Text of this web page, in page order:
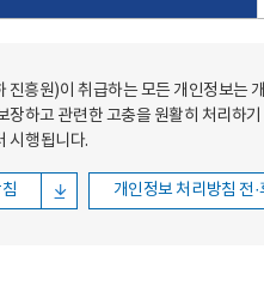
흥원)이 취급하는 모든 개인정보는
장하고 관련한 고충을 원활히 처리하
시행됩니다.
개인정보 처리방침 전